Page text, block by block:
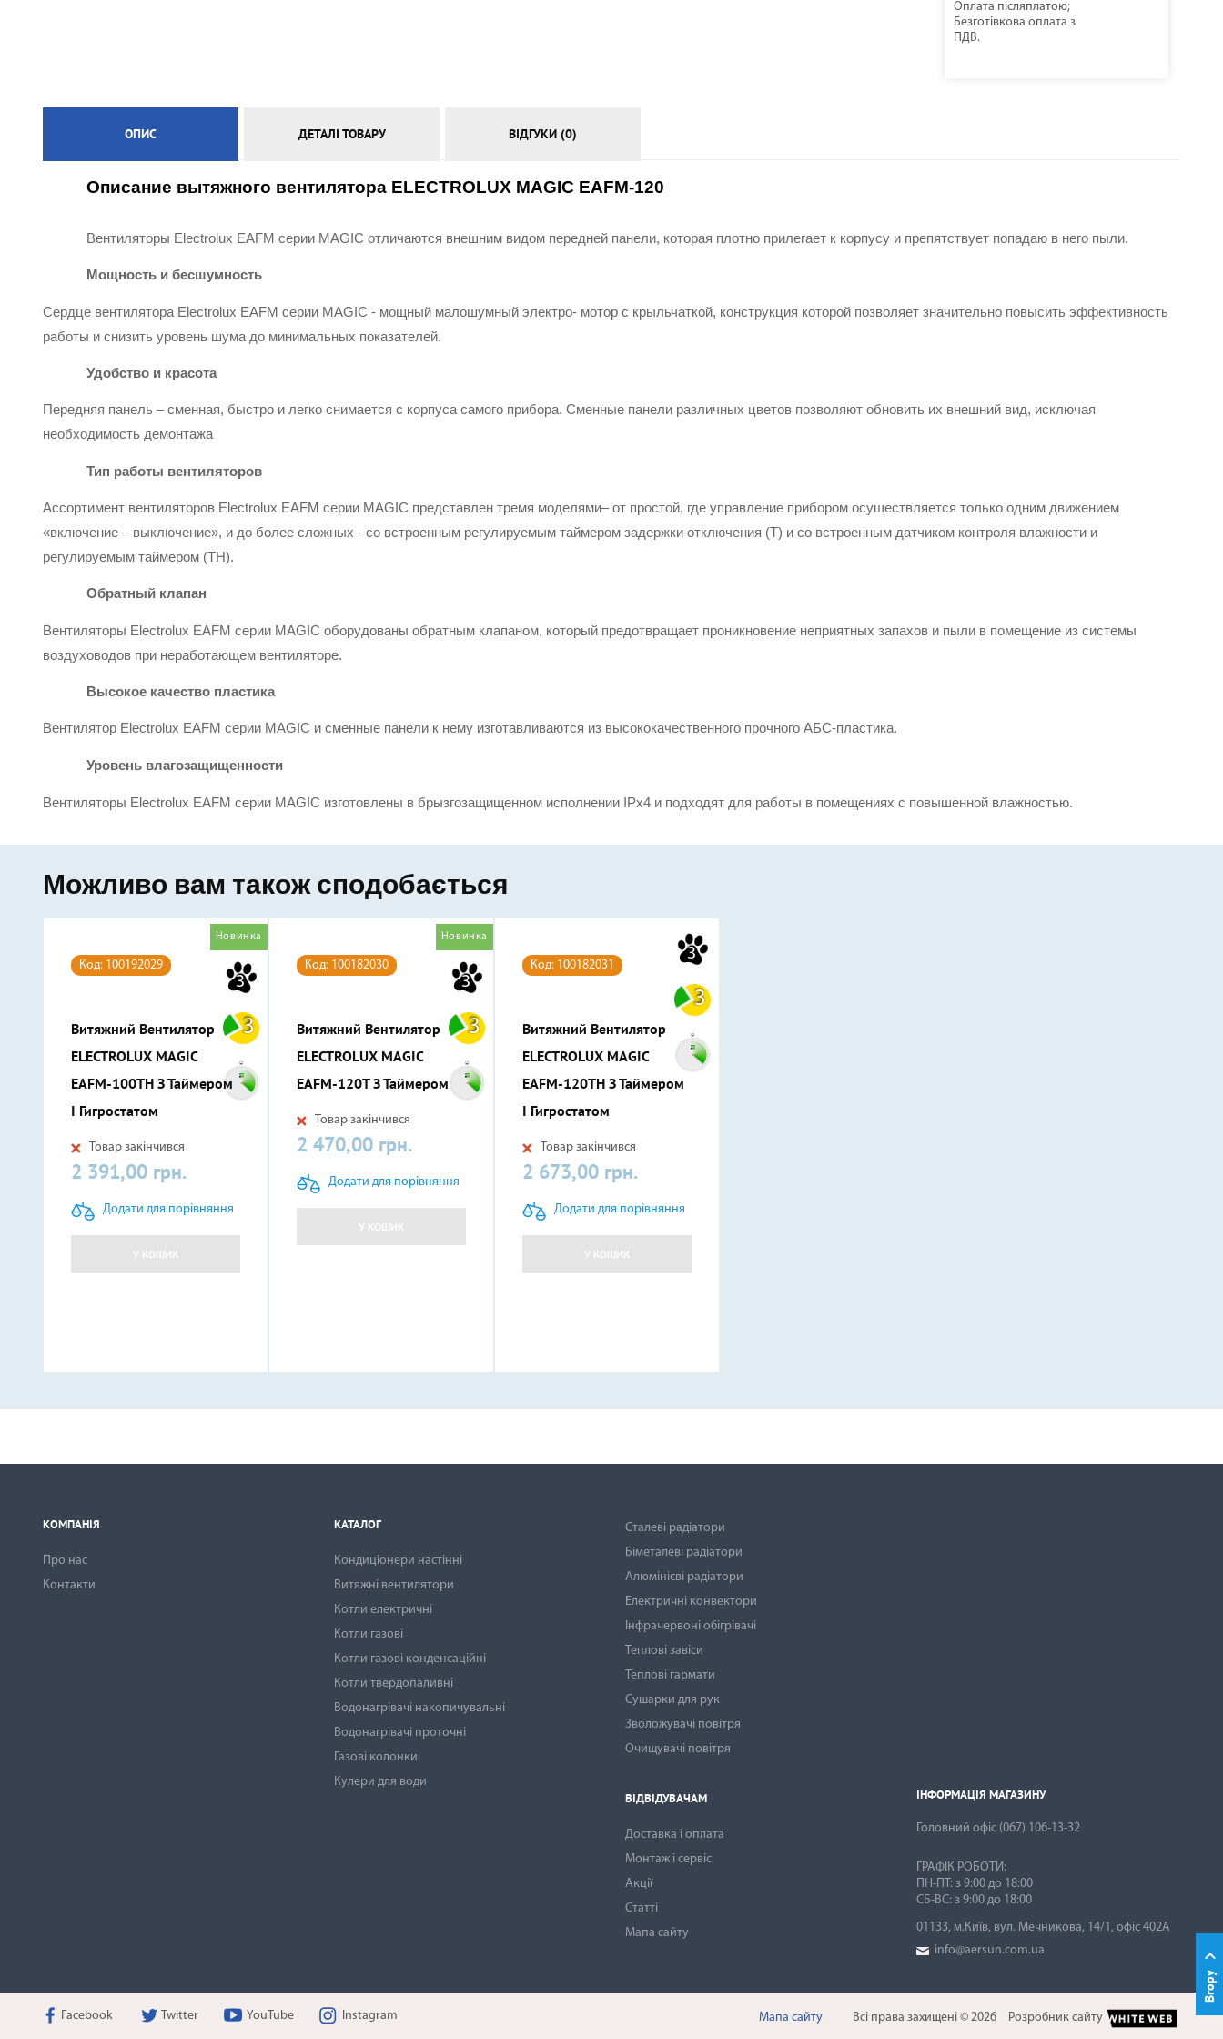
Оплата післяплатою;
Безготівкова оплата з
ПДВ.
ОПИС ДЕТАЛІ ТОВАРУ ВІДГУКИ (0)
Описание вытяжного вентилятора ELECTROLUX MAGIC EAFM-120
Вентиляторы Electrolux EAFM серии MAGIC отличаются внешним видом передней панели, которая плотно прилегает к корпусу и препятствует попадаю в него пыли.
Мощность и бесшумность
Сердце вентилятора Electrolux EAFM серии MAGIC - мощный малошумный электро- мотор с крыльчаткой, конструкция которой позволяет значительно повысить эффективность
работы и снизить уровень шума до минимальных показателей.
Удобство и красота
Передняя панель – сменная, быстро и легко снимается с корпуса самого прибора. Сменные панели различных цветов позволяют обновить их внешний вид, исключая
необходимость демонтажа
Тип работы вентиляторов
Ассортимент вентиляторов Electrolux EAFM серии MAGIC представлен тремя моделями– от простой, где управление прибором осуществляется только одним движением
«включение – выключение», и до более сложных - со встроенным регулируемым таймером задержки отключения (Т) и со встроенным датчиком контроля влажности и
регулируемым таймером (ТН).
Обратный клапан
Вентиляторы Electrolux EAFM серии MAGIC оборудованы обратным клапаном, который предотвращает проникновение неприятных запахов и пыли в помещение из системы
воздуховодов при неработающем вентиляторе.
Высокое качество пластика
Вентилятор Electrolux EAFM серии MAGIC и сменные панели к нему изготавливаются из высококачественного прочного АБС-пластика.
Уровень влагозащищенности
Вентиляторы Electrolux EAFM серии MAGIC изготовлены в брызгозащищенном исполнении IPx4 и подходят для работы в помещениях с повышенной влажностью.
Можливо вам також сподобається
Новинка
3
3
Код: 100192029
Витяжний Вентилятор
ELECTROLUX MAGIC
EAFM-100TH З Таймером
І Гигростатом
Товар закінчився
Ціна
2 391,00 грн.
Додати для порівняння
У КОШИК
Новинка
3
3
Код: 100182030
Витяжний Вентилятор
ELECTROLUX MAGIC
EAFM-120T З Таймером
Товар закінчився
Ціна
2 470,00 грн.
Додати для порівняння
У КОШИК
3
3
Код: 100182031
Витяжний Вентилятор
ELECTROLUX MAGIC
EAFM-120TH З Таймером
І Гигростатом
Товар закінчився
Ціна
2 673,00 грн.
Додати для порівняння
У КОШИК
Вгору

КОМПАНІЯ
Про нас
Контакти
КАТАЛОГ
Кондиціонери настінні
Витяжні вентилятори
Котли електричні
Котли газові
Котли газові конденсаційні
Котли твердопаливні
Водонагрівачі накопичувальні
Водонагрівачі проточні
Газові колонки
Кулери для води
Сталеві радіатори
Біметалеві радіатори
Алюмінієві радіатори
Електричні конвектори
Інфрачервоні обігрівачі
Теплові завіси
Теплові гармати
Сушарки для рук
Зволожувачі повітря
Очищувачі повітря
ВІДВІДУВАЧАМ
Доставка і оплата
Монтаж і сервіс
Акції
Статті
Мапа сайту
ІНФОРМАЦІЯ МАГАЗИНУ
Головний офіс (067) 106-13-32
ГРАФІК РОБОТИ:
ПН-ПТ: з 9:00 до 18:00
СБ-ВС: з 9:00 до 18:00
01133, м.Київ, вул. Мечникова, 14/1, офіс 402А
info@aersun.com.ua
ІНФОРМАЦІЯ МАГАЗИНУ
Facebook Twitter YouTube Instagram Мапа сайту Всі права захищені © 2026 Розробник сайту